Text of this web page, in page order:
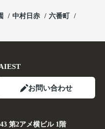
中村日赤
六番町
お問い合わせ
第2アメ横ビル 1階